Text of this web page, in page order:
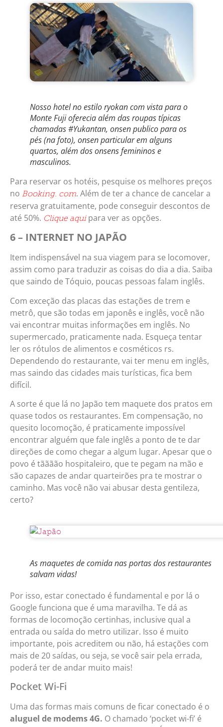
Nosso hotel no estilo ryokan com vista para o
Monte Fuji oferecia além das roupas típicas
chamadas #Yukantan, onsen publico para os
pés (na foto), onsen particular em alguns
quartos, além dos onsens femininos e
masculinos.
Para reservar os hotéis, pesquise os melhores preços
no Booking. com. Além de ter a chance de cancelar a
reserva gratuitamente, pode conseguir descontos de
até 50%. Clique aqui para ver as opções.
6 – INTERNET NO JAPÃO
Item indispensável na sua viagem para se locomover,
assim como para traduzir as coisas do dia a dia. Saiba
que saindo de Tóquio, poucas pessoas falam inglês.
Com exceção das placas das estações de trem e
metrô, que são todas em japonês e inglês, você não
vai encontrar muitas informações em inglês. No
supermercado, praticamente nada. Esqueça tentar
ler os rótulos de alimentos e cosméticos rs.
Dependendo do restaurante, vai ter menu em inglês,
mas saindo das cidades mais turísticas, fica bem
difícil.
A sorte é que lá no Japão tem maquete dos pratos em
quase todos os restaurantes. Em compensação, no
quesito locomoção, é praticamente impossível
encontrar alguém que fale inglês a ponto de te dar
direções de como chegar a algum lugar. Apesar que o
povo é tãããão hospitaleiro, que te pegam na mão e
são capazes de andar quarteirões pra te mostrar o
caminho. Mas você não vai abusar desta gentileza,
certo?
As maquetes de comida nas portas dos restaurantes
salvam vidas!
Por isso, estar conectado é fundamental e por lá o
Google funciona que é uma maravilha. Te dá as
formas de locomoção certinhas, inclusive qual a
entrada ou saída do metro utilizar. Isso é muito
importante, pois acreditem ou não, há estações com
mais de 20 saídas, ou seja, se você sair pela errada,
poderá ter de andar muito mais!
Pocket Wi-Fi
Uma das formas mais comuns de ficar conectado é o
aluguel de modems 4G. O chamado ‘pocket wi-fi’ é